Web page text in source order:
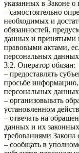
указанных в Законе
– самостоятельно
необходимых и
обязанностей,
данных и принятыми
правовыми актами,
персональных
3.2. Оператор обязан:
– предоставлять
просьбе
персональных
– организовывать
установленном
– отвечать на
данных и их законных
требованиями
– сообщать в